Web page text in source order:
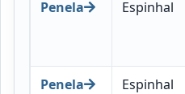
Penela Espinhal
Penela Espinhal